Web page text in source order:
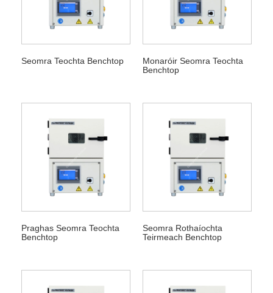
Seomra Teochta Benchtop
Monaróir Seomra Teochta
Benchtop
Praghas Seomra Teochta
Benchtop
Seomra Rothaíochta
Teirmeach Benchtop